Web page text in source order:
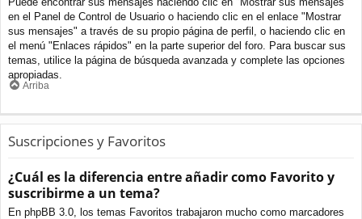
en el Panel de Control de Usuario o haciendo clic en el enlace "Mostrar
sus mensajes" a través de su propio página de perfil, o haciendo clic en
el menú "Enlaces rápidos" en la parte superior del foro. Para buscar sus
temas, utilice la página de búsqueda avanzada y complete las opciones
apropiadas.
Arriba
Suscripciones y Favoritos
¿Cuál es la diferencia entre añadir como Favorito y
suscribirme a un tema?
En phpBB 3.0, los temas Favoritos trabajaron mucho como marcadores